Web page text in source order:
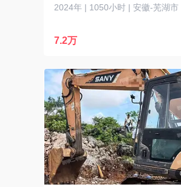
2024年 | 1050小时 | 安徽-芜湖市
7.2万